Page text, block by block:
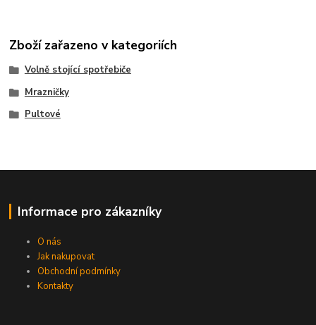
Zboží zařazeno v kategoriích
Volně stojící spotřebiče
Mrazničky
Pultové
Informace pro zákazníky
O nás
Jak nakupovat
Obchodní podmínky
Kontakty